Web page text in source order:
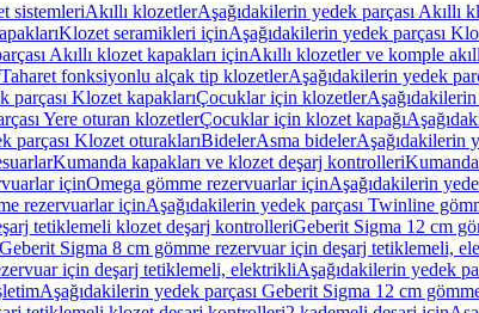
sistemleriAkıllı klozetlerAşağıdakilerin yedek parçası Akıllı
Klozet seramikleri içinAşağıdakilerin yedek parçası
Akıllı klozet kapakları içinAkıllı klozetler ve komple
Taharet fonksiyonlu alçak tip klozetlerAşağıdakilerin yedek
parçası Klozet kapaklarıÇocuklar için klozetler
Yere oturan klozetlerÇocuklar için klozet kapağı
parçası Klozet oturaklarıBidelerAsma bidelerAşağıdakilerin
Kumanda kapakları ve klozet deşarj kontrolleri
içinOmega gömme rezervuarlar içinAşağıdakilerin
rezervuarlar içinAşağıdakilerin yedek parçası Twinline
tetiklemeli klozet deşarj kontrolleriGeberit Sigma 12 cm
Geberit Sigma 8 cm gömme rezervuar için deşarj tetiklemeli,
için deşarj tetiklemeli, elektrikliAşağıdakilerin yedek
Aşağıdakilerin yedek parçası Geberit Sigma 12 cm